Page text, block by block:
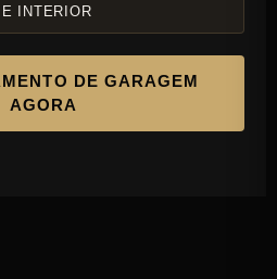
INTERIOR
DE GARAGEM
AGORA